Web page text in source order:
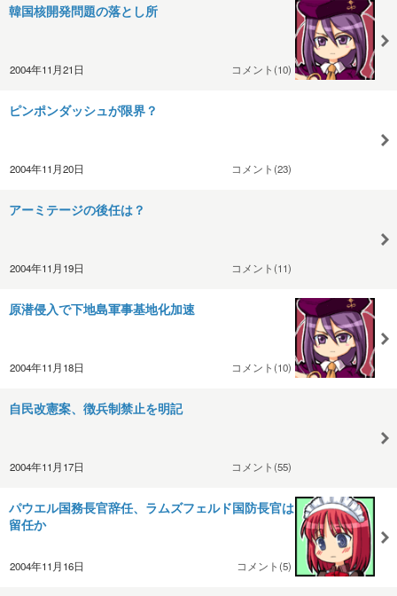
韓国核開発問題の落とし所
2004年11月21日 コメント(10)
ピンポンダッシュが限界？
2004年11月20日 コメント(23)
アーミテージの後任は？
2004年11月19日 コメント(11)
原潜侵入で下地島軍事基地化加速
2004年11月18日 コメント(10)
自民改憲案、徴兵制禁止を明記
2004年11月17日 コメント(55)
パウエル国務長官辞任、ラムズフェルド国防長官は
留任か
2004年11月16日 コメント(5)